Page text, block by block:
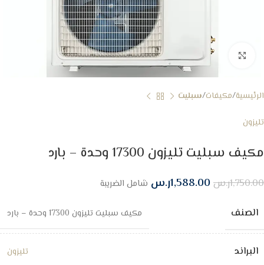
Click to enlarge
الرئيسية مكيفات سبليت
تليزون
مكيف سبليت تليزون 17300 وحدة – بارد
1,750.00ر.س1,588.00ر.س شامل الضريبة
الصنف مكيف سبليت تليزون 17300 وحدة – بارد
البراند تليزون